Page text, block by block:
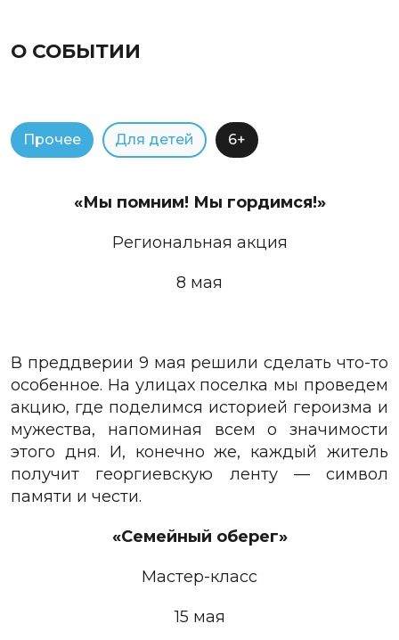
О СОБЫТИИ
Прочее Для детей 6+
«Мы помним! Мы гордимся!»
Региональная акция
8 мая
В преддверии 9 мая решили сделать что-то
особенное. На улицах поселка мы проведем
акцию, где поделимся историей героизма и
мужества, напоминая всем о значимости
этого дня. И, конечно же, каждый житель
получит георгиевскую ленту — символ
памяти и чести.
«Семейный оберег»
Мастер-класс
15 мая